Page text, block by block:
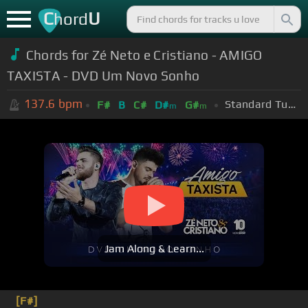
ChordU
Chords for Zé Neto e Cristiano - AMIGO
TAXISTA - DVD Um Novo Sonho
137.6 bpm F# B C# D#m G#m Standard Tuning (EADGBE)
Jam Along & Learn...
[F#]